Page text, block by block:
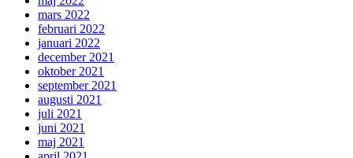
mars 2022
februari 2022
januari 2022
december 2021
oktober 2021
september 2021
augusti 2021
juli 2021
juni 2021
maj 2021